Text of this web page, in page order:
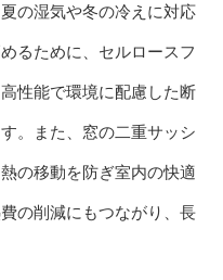
の湿気や冬の冷えに対応
るために、セルロースフ
性能で環境に配慮した断
。また、窓の二重サッシ
の移動を防ぎ室内の快適
の削減にもつながり、長